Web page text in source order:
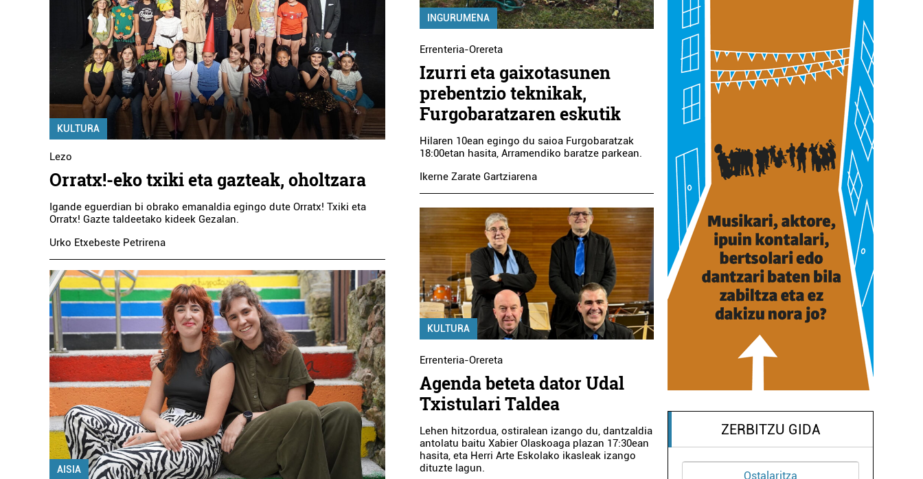
KULTURA
Lezo
Orratx!-eko txiki eta gazteak, oholtzara
Igande eguerdian bi obrako emanaldia egingo dute Orratx! Txiki eta
Orratx! Gazte taldeetako kideek Gezalan.
Urko Etxebeste Petrirena
AISIA
INGURUMENA
Errenteria-Orereta
Izurri eta gaixotasunen
prebentzio teknikak,
Furgobaratzaren eskutik
Hilaren 10ean egingo du saioa Furgobaratzak
18:00etan hasita, Arramendiko baratze parkean.
Ikerne Zarate Gartziarena
KULTURA
Errenteria-Orereta
Agenda beteta dator Udal
Txistulari Taldea
Lehen hitzordua, ostiralean izango du, dantzaldia
antolatu baitu Xabier Olaskoaga plazan 17:30ean
hasita, eta Herri Arte Eskolako ikasleak izango
dituzte lagun.
ZERBITZU GIDA
Ostalaritza Oihalak